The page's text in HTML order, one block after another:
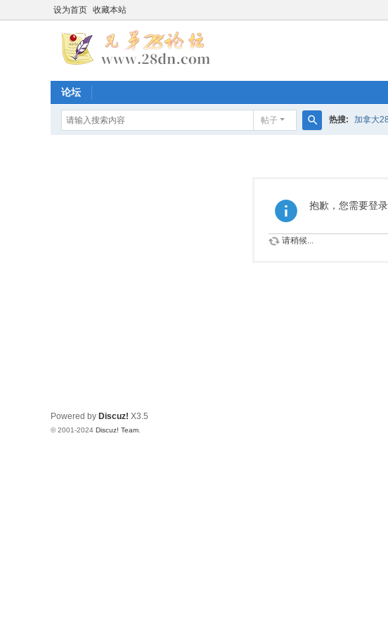
设为首页 收藏本站
论坛
帖子 热搜: 加拿大28
抱歉，您需要登
请稍候...
Powered by Discuz! X3.5
© 2001-2024 Discuz! Team